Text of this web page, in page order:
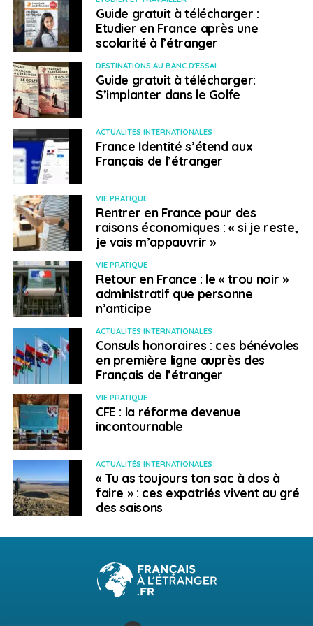
l’anglais comme il faut, et d’aller voir ailleurs. »
Ils rêvent de Dubaï, de la France et bien sûr de
l’Allemagne, où se trouve la plus importante
communauté turque d’Europe. Lire et écouter la
chronique
SUJETS ASSOCIÉS: ÉLECTION FEATURED
TURQUIE
A SUIVRE
FranceInfo, Français du monde. «Canada : un
dispositif peu connu pour les candidats à
l’immigration»
NE RATEZ PAS
FranceInfo, Français du monde. «Population :
l’Inde détrône désormais la Chine»
Emmanuel Langlois
Guide gratuit à télécharger :
Etudier en France après une
scolarité à l’étranger
DESTINATIONS AU BANC D'ESSAI
Guide gratuit à télécharger:
S’implanter dans le Golfe
ACTUALITÉS INTERNATIONALES
France Identité s’étend aux
Français de l’étranger
VIE PRATIQUE
Rentrer en France pour des
raisons économiques : « si je reste,
je vais m’appauvrir »
VIE PRATIQUE
Retour en France : le « trou noir »
administratif que personne
n’anticipe
ACTUALITÉS INTERNATIONALES
Consuls honoraires : ces bénévoles
en première ligne auprès des
Français de l’étranger
VIE PRATIQUE
CFE : la réforme devenue
incontournable
ACTUALITÉS INTERNATIONALES
« Tu as toujours ton sac à dos à
faire » : ces expatriés vivent au gré
des saisons